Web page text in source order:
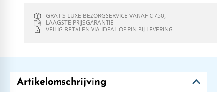
GRATIS LUXE BEZORGSERVICE VANAF € 750,-
LAAGSTE PRIJSGARANTIE
VEILIG BETALEN VIA IDEAL OF PIN BIJ LEVERING
Artikelomschrijving